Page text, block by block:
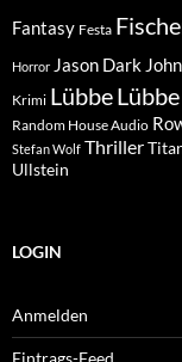
Fantasy Festa
Horror Jason Dark
Krimi Lübbe
Random House Audio
Stefan Wolf Thriller
Ullstein
LOGIN
Anmelden